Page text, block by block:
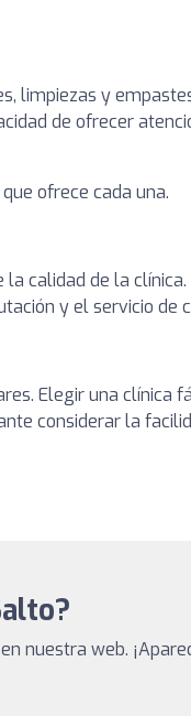
limpiezas y
de ofrecer
ofrece cada una.
calidad de la
y el servicio de
Elegir una clínica
considerar la
nuestra web.